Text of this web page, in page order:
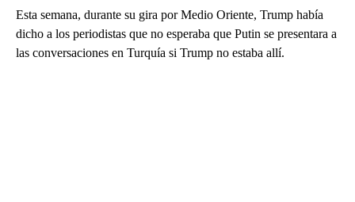
Esta semana, durante su gira por Medio Oriente, Trump había
dicho a los periodistas que no esperaba que Putin se presentara a
las conversaciones en Turquía si Trump no estaba allí.